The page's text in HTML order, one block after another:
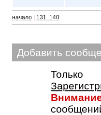
начало 131..140
Добавить
Только